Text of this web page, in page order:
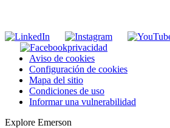
privacidad
Aviso de cookies
Configuración de cookies
Mapa del sitio
Condiciones de uso
Informar una vulnerabilidad
Explore Emerson